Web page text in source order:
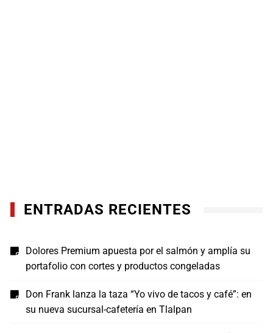
ENTRADAS RECIENTES
Dolores Premium apuesta por el salmón y amplía su
portafolio con cortes y productos congeladas
Don Frank lanza la taza “Yo vivo de tacos y café”: en
su nueva sucursal-cafetería en Tlalpan